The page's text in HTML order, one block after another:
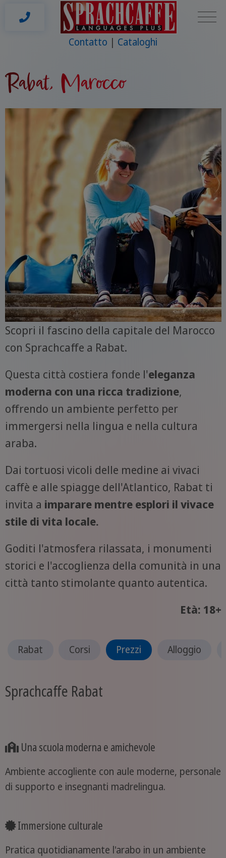
Contatto Cataloghi
Rabat, Marocco
Scopri il fascino della capitale del Marocco
con Sprachcaffe a Rabat.
Questa città costiera fonde l'eleganza
moderna con una ricca tradizione,
offrendo un ambiente perfetto per
immergersi nella lingua e nella cultura
araba.
Dai tortuosi vicoli delle medine ai vivaci
caffè e alle spiagge dell'Atlantico, Rabat ti
invita a imparare mentre esplori il vivace
stile di vita locale.
Goditi l'atmosfera rilassata, i monumenti
storici e l'accoglienza della comunità in una
città tanto stimolante quanto autentica.
Età: 18+
Rabat Corsi Prezzi Alloggio
Sprachcaffe Rabat
Una scuola moderna e amichevole
Ambiente accogliente con aule moderne, personale
di supporto e insegnanti madrelingua.
Immersione culturale
Pratica quotidianamente l'arabo in un ambiente